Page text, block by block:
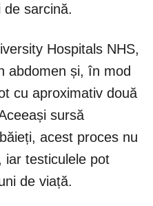
sarcină.
Hospitals NHS,
abdomen și, în mod
cu aproximativ două
sursă
acest proces nu
iar testiculele pot
de viață.